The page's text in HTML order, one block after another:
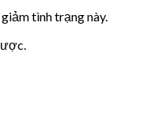
tình trạng này.